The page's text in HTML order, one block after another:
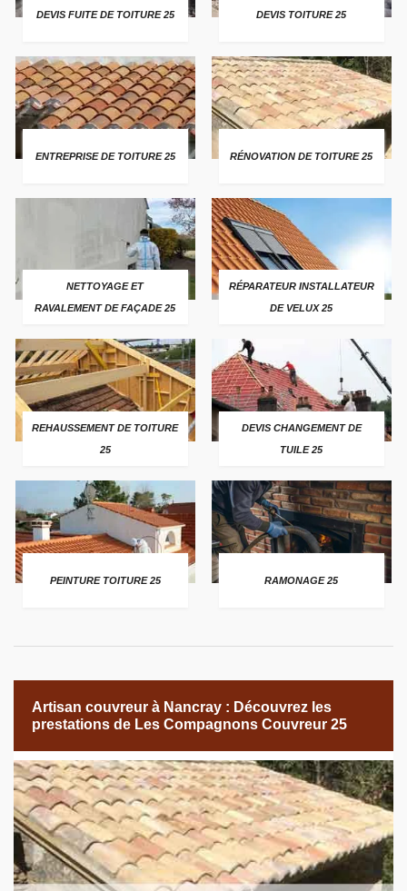
DEVIS FUITE DE TOITURE 25 DEVIS TOITURE 25
ENTREPRISE DE TOITURE 25 RÉNOVATION DE TOITURE 25
NETTOYAGE ET
RAVALEMENT DE FAÇADE 25
RÉPARATEUR INSTALLATEUR
DE VELUX 25
REHAUSSEMENT DE TOITURE
25
DEVIS CHANGEMENT DE
TUILE 25
PEINTURE TOITURE 25 RAMONAGE 25
Artisan couvreur à Nancray : Découvrez les
prestations de Les Compagnons Couvreur 25